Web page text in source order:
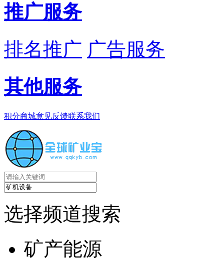
推广服务
排名推广 广告服务
其他服务
积分商城意见反馈联系我们
选择频道搜索
矿产能源